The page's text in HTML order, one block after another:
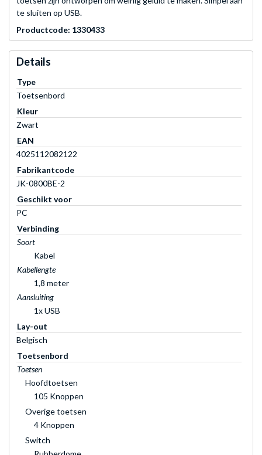
te sluiten op USB.
Productcode: 1330433
Details
Type
Toetsenbord
Kleur
Zwart
EAN
4025112082122
Fabrikantcode
JK-0800BE-2
Geschikt voor
PC
Verbinding
Soort
Kabel
Kabellengte
1,8 meter
Aansluiting
1x USB
Lay-out
Belgisch
Toetsenbord
Toetsen
Hoofdtoetsen
105 Knoppen
Overige toetsen
4 Knoppen
Switch